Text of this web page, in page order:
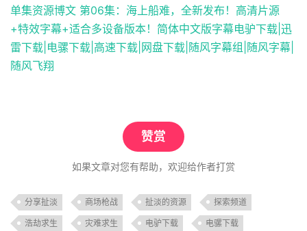
单集资源博文 第06集：海上船难，全新发布！高清片源
+特效字幕+适合多设备版本！简体中文版字幕电驴下载|迅
雷下载|电骡下载|高速下载|网盘下载|随风字幕组|随风字幕|
随风飞翔
赞赏
如果文章对您有帮助，欢迎给作者打赏
分享扯淡 商场枪战 扯淡的资源 探索频道
浩劫求生 灾难求生 电驴下载 电骡下载